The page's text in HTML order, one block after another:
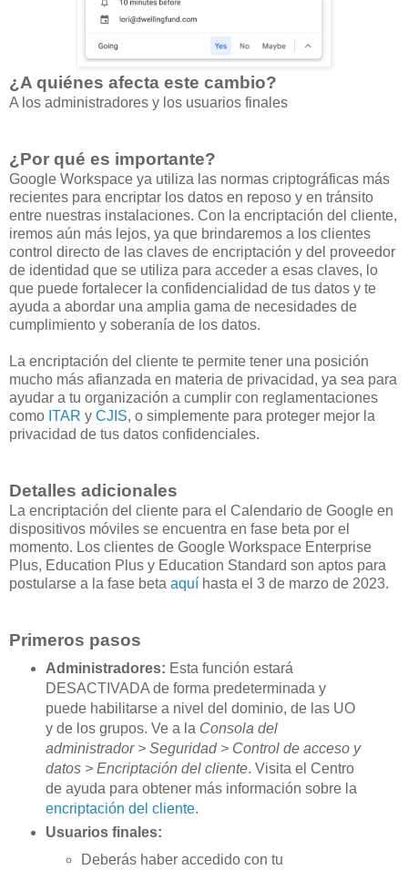
¿A quiénes afecta este cambio?
A los administradores y los usuarios finales
¿Por qué es importante?
Google Workspace ya utiliza las normas criptográficas más
recientes para encriptar los datos en reposo y en tránsito
entre nuestras instalaciones. Con la encriptación del cliente,
iremos aún más lejos, ya que brindaremos a los clientes
control directo de las claves de encriptación y del proveedor
de identidad que se utiliza para acceder a esas claves, lo
que puede fortalecer la confidencialidad de tus datos y te
ayuda a abordar una amplia gama de necesidades de
cumplimiento y soberanía de los datos.
La encriptación del cliente te permite tener una posición
mucho más afianzada en materia de privacidad, ya sea para
ayudar a tu organización a cumplir con reglamentaciones
como ITAR y CJIS, o simplemente para proteger mejor la
privacidad de tus datos confidenciales.
Detalles adicionales
La encriptación del cliente para el Calendario de Google en
dispositivos móviles se encuentra en fase beta por el
momento. Los clientes de Google Workspace Enterprise
Plus, Education Plus y Education Standard son aptos para
postularse a la fase beta aquí hasta el 3 de marzo de 2023.
Primeros pasos
Administradores: Esta función estará
DESACTIVADA de forma predeterminada y
puede habilitarse a nivel del dominio, de las UO
y de los grupos. Ve a la Consola del
administrador > Seguridad > Control de acceso y
datos > Encriptación del cliente. Visita el Centro
de ayuda para obtener más información sobre la
encriptación del cliente.
Usuarios finales:
Deberás haber accedido con tu